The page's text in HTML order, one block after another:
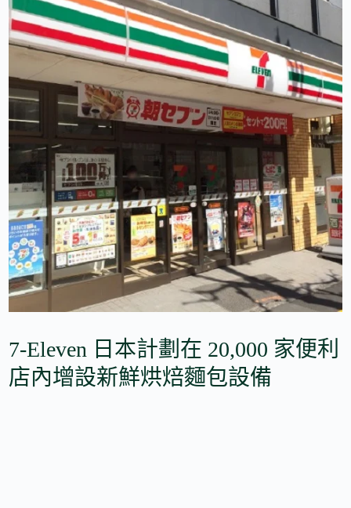
7-Eleven 日本計劃在 20,000 家便利
店內增設新鮮烘焙麵包設備